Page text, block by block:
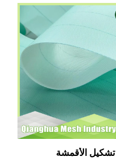
تشكيل الأقمشة